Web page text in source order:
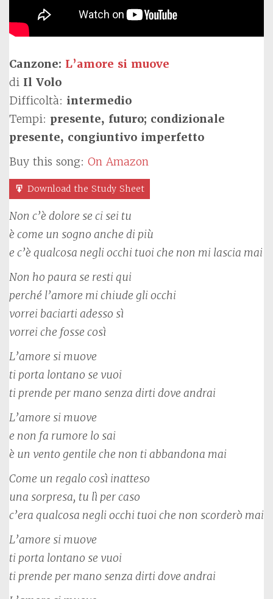
Canzone: L’amore si muove
di Il Volo
Difficoltà: intermedio
Tempi: presente, futuro; condizionale
presente, congiuntivo imperfetto
Buy this song: On Amazon
Download the Study Sheet
Non c’è dolore se ci sei tu
è come un sogno anche di più
e c’è qualcosa negli occhi tuoi che non mi lascia mai
Non ho paura se resti qui
perché l’amore mi chiude gli occhi
vorrei baciarti adesso sì
vorrei che fosse così
L’amore si muove
ti porta lontano se vuoi
ti prende per mano senza dirti dove andrai
L’amore si muove
e non fa rumore lo sai
è un vento gentile che non ti abbandona mai
Come un regalo così inatteso
una sorpresa, tu lì per caso
c’era qualcosa negli occhi tuoi che non scorderò mai
L’amore si muove
ti porta lontano se vuoi
ti prende per mano senza dirti dove andrai